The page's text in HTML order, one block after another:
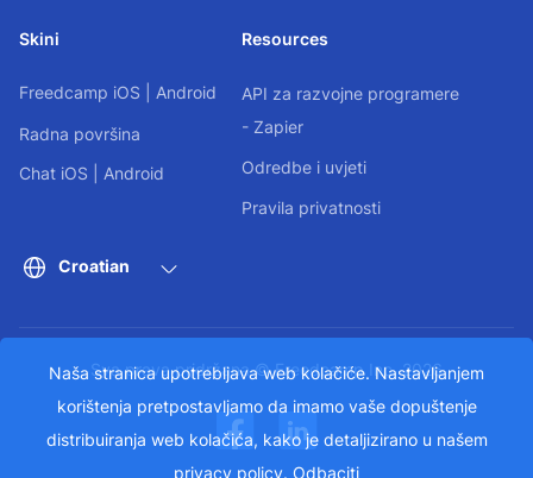
Naša stranica upotrebljava web kolačiće. Nastavljanjem
korištenja pretpostavljamo da imamo vaše dopuštenje
distribuiranja web kolačića, kako je detaljizirano u našem
privacy policy. Odbaciti
Skini
Freedcamp iOS Android
Radna površina
Chat iOS Android
Resources
API za razvojne programere
- Zapier
Odredbe i uvjeti
Pravila privatnosti
Sva prava pridržana © Freedcamp Inc. 2026
Croatian